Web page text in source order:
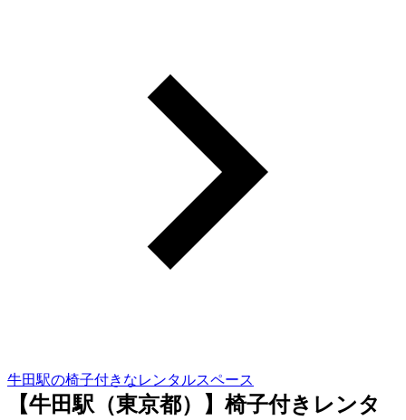
牛田駅の椅子付きなレンタルスペース
【牛田駅（東京都）】椅子付きレンタ